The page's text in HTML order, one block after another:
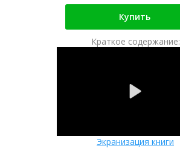
Купить
Краткое содержание:
Экранизация книги